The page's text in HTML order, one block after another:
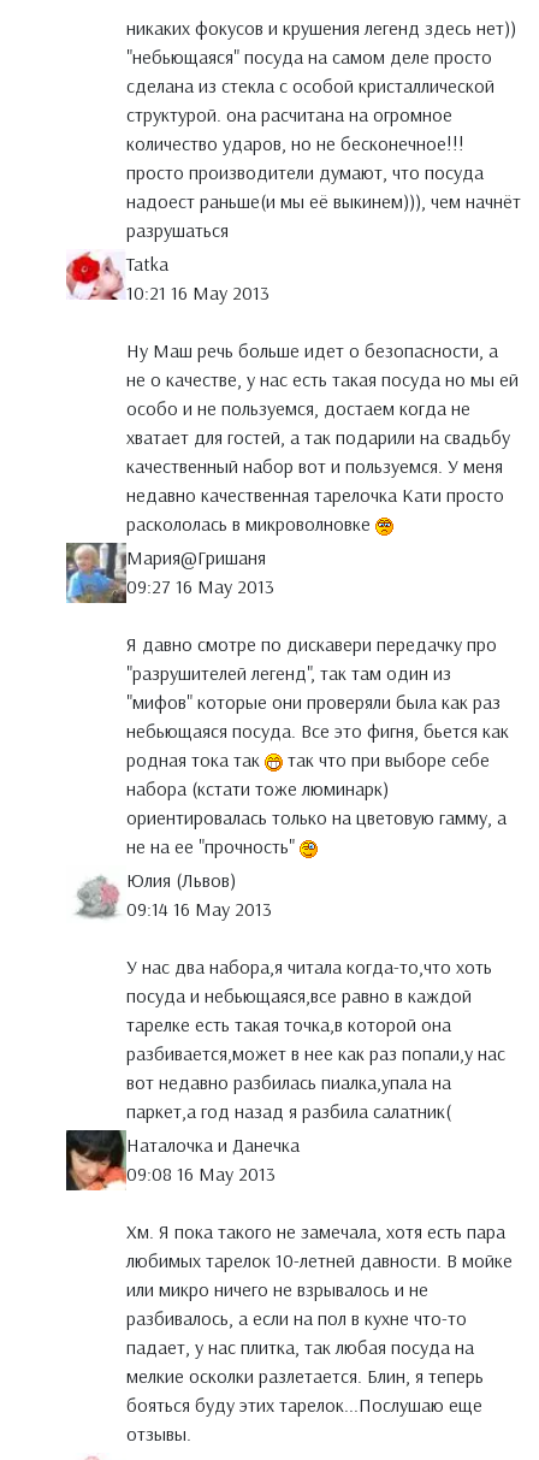
никаких фокусов и крушения легенд здесь нет))
"небьющаяся" посуда на самом деле просто
сделана из стекла с особой кристаллической
структурой. она расчитана на огромное
количество ударов, но не бесконечное!!!
просто производители думают, что посуда
надоест раньше(и мы её выкинем))), чем начнёт
разрушаться
Tatka
10:21 16 May 2013
Ну Маш речь больше идет о безопасности, а
не о качестве, у нас есть такая посуда но мы ей
особо и не пользуемся, достаем когда не
хватает для гостей, а так подарили на свадьбу
качественный набор вот и пользуемся. У меня
недавно качественная тарелочка Кати просто
раскололась в микроволновке
Мария@Гришаня
09:27 16 May 2013
Я давно смотре по дискавери передачку про
"разрушителей легенд", так там один из
"мифов" которые они проверяли была как раз
небьющаяся посуда. Все это фигня, бьется как
родная тока так
так что при выборе себе
набора (кстати тоже люминарк)
ориентировалась только на цветовую гамму, а
не на ее "прочность"
Юлия (Львов)
09:14 16 May 2013
У нас два набора,я читала когда-то,что хоть
посуда и небьющаяся,все равно в каждой
тарелке есть такая точка,в которой она
разбивается,может в нее как раз попали,у нас
вот недавно разбилась пиалка,упала на
паркет,а год назад я разбила салатник(
Наталочка и Данечка
09:08 16 May 2013
Хм. Я пока такого не замечала, хотя есть пара
любимых тарелок 10-летней давности. В мойке
или микро ничего не взрывалось и не
разбивалось, а если на пол в кухне что-то
падает, у нас плитка, так любая посуда на
мелкие осколки разлетается. Блин, я теперь
бояться буду этих тарелок...Послушаю еще
отзывы.